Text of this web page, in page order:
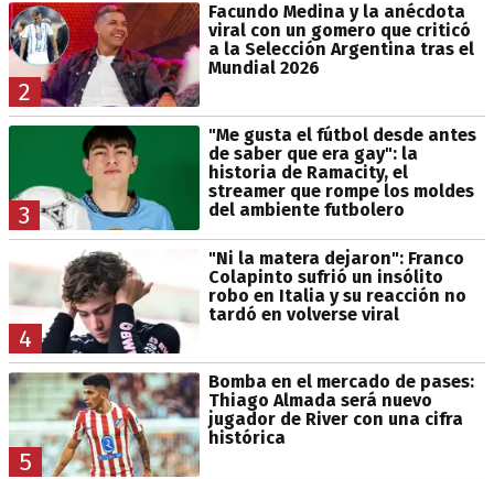
2
Facundo Medina y la anécdota
viral con un gomero que criticó
a la Selección Argentina tras el
Mundial 2026
3
"Me gusta el fútbol desde antes
de saber que era gay": la
historia de Ramacity, el
streamer que rompe los moldes
del ambiente futbolero
4
"Ni la matera dejaron": Franco
Colapinto sufrió un insólito
robo en Italia y su reacción no
tardó en volverse viral
5
Bomba en el mercado de pases:
Thiago Almada será nuevo
jugador de River con una cifra
histórica